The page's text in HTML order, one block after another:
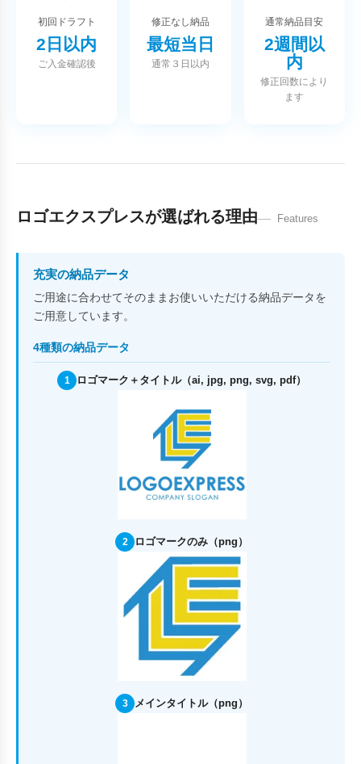
初回ドラフト
2日以内
ご入金確認後
修正なし納品
最短当日
通常３日以内
通常納品目安
2週間以
内
修正回数により
ます
ロゴエクスプレスが選ばれる理由 Features
充実の納品データ
ご用途に合わせてそのままお使いいただける納品データを
ご用意しています。
4種類の納品データ
1 ロゴマーク＋タイトル（ai, jpg, png, svg, pdf）
2 ロゴマークのみ（png）
3 メインタイトル（png）